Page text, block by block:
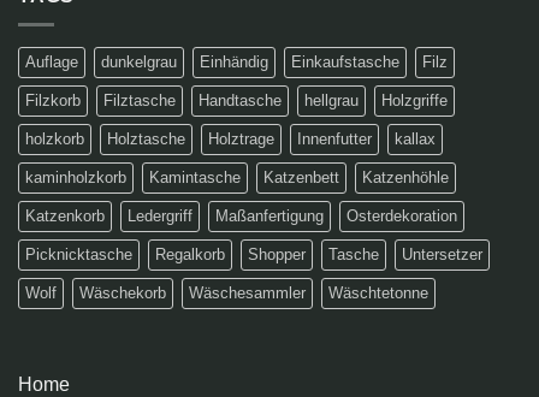
Auflage dunkelgrau Einhändig Einkaufstasche Filz
Filzkorb Filztasche Handtasche hellgrau Holzgriffe
holzkorb Holztasche Holztrage Innenfutter kallax
kaminholzkorb Kamintasche Katzenbett Katzenhöhle
Katzenkorb Ledergriff Maßanfertigung Osterdekoration
Picknicktasche Regalkorb Shopper Tasche Untersetzer
Wolf Wäschekorb Wäschesammler Wäschtetonne
Home